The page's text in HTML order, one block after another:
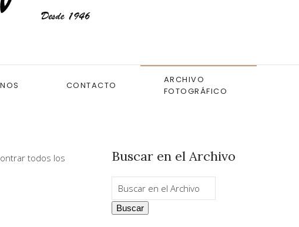
CONTACTO
ARCHIVO
FOTOGRÁFICO
todos los
Buscar en el Archivo